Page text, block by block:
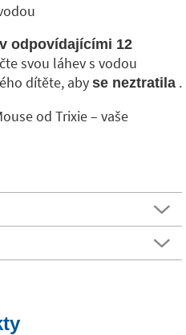
odpovídajícími 12
svou láhev s vodou
dítěte, aby se neztratila .
od Trixie – vaše